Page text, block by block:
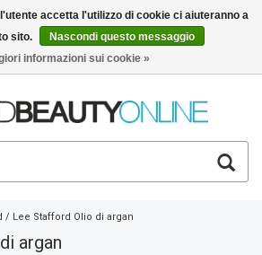
Italiano
/ Lee Stafford Olio di argan
argan
accetta l'utilizzo di cookie ci aiuteranno a
sito.
Nascondi questo messaggio
informazioni sui cookie »